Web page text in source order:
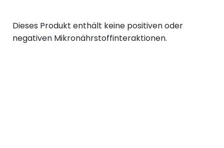
Dieses Produkt enthält keine positiven oder
negativen Mikronährstoffinteraktionen.